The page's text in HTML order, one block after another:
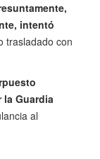
intentó
trasladado con
Guardia
al